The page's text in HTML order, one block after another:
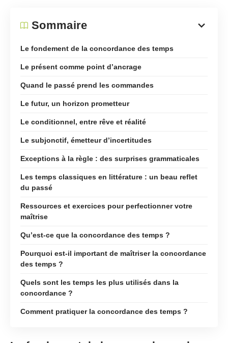
Sommaire
Le fondement de la concordance des temps
Le présent comme point d’ancrage
Quand le passé prend les commandes
Le futur, un horizon prometteur
Le conditionnel, entre rêve et réalité
Le subjonctif, émetteur d’incertitudes
Exceptions à la règle : des surprises grammaticales
Les temps classiques en littérature : un beau reflet
du passé
Ressources et exercices pour perfectionner votre
maîtrise
Qu’est-ce que la concordance des temps ?
Pourquoi est-il important de maîtriser la concordance
des temps ?
Quels sont les temps les plus utilisés dans la
concordance ?
Comment pratiquer la concordance des temps ?